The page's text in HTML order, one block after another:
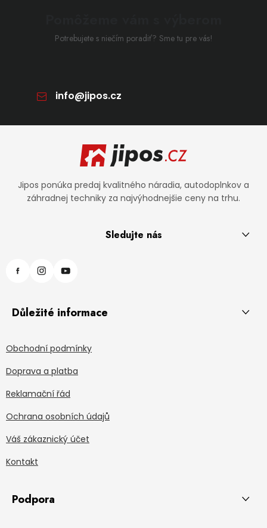
Potrebujete s niečím poradiť? Sme tu pre vás!
info@jipos.cz
Jipos ponúka predaj kvalitného náradia, autodoplnkov a
záhradnej techniky za najvýhodnejšie ceny na trhu.
Sledujte nás
Důležité informace
Obchodní podmínky
Doprava a platba
Reklamační řád
Ochrana osobních údajů
Váš zákaznický účet
Kontakt
Podpora